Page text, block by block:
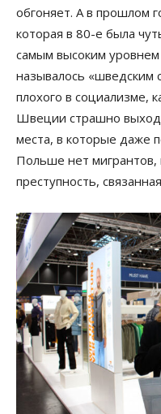
обгоняет. А в прошлом
которая в 80-е была
самым высоким
называлось «шведским
плохого в социализме,
Швеции страшно
места, в которые даже
Польше нет мигрантов,
преступность,